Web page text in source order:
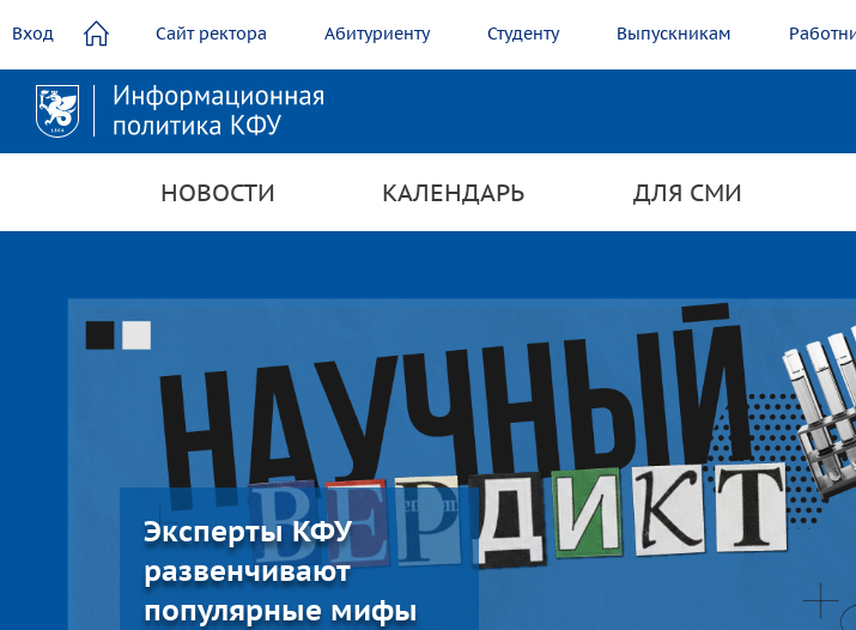
содержанию
Вход Сайт ректора Абитуриенту Студенту Выпускникам
НОВОСТИ КАЛЕНДАРЬ ДЛЯ СМИ
Эксперты КФУ
развенчивают
популярные мифы